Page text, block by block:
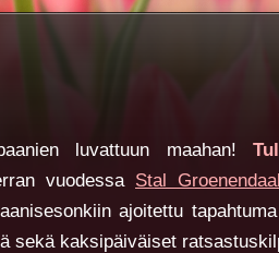
luvattuun maahan!
vuodessa Stal
ajoitettu
sekä kaksipäiväiset